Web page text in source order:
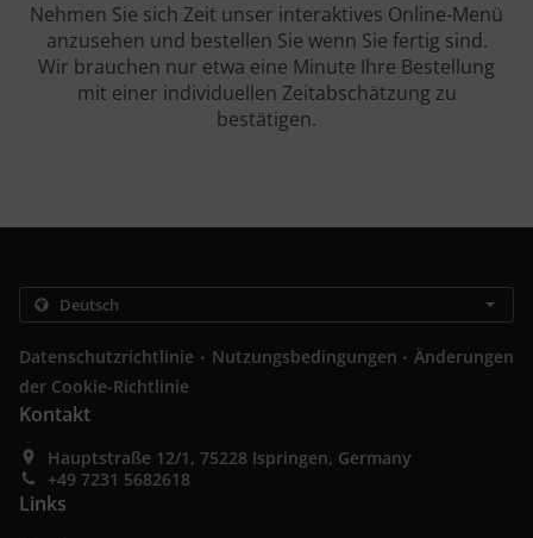
Nehmen Sie sich Zeit unser interaktives Online-Menü
anzusehen und bestellen Sie wenn Sie fertig sind.
Wir brauchen nur etwa eine Minute Ihre Bestellung
mit einer individuellen Zeitabschätzung zu
bestätigen.
Datenschutzrichtlinie . Nutzungsbedingungen . Änderungen
der Cookie-Richtlinie
Kontakt
Hauptstraße 12/1, 75228 Ispringen, Germany
+49 7231 5682618
Links